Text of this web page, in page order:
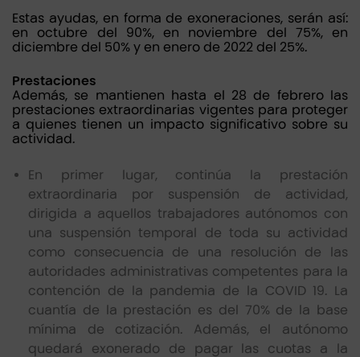
Estas ayudas, en forma de exoneraciones, serán así:
en octubre del 90%, en noviembre del 75%, en
diciembre del 50% y en enero de 2022 del 25%.
Prestaciones
Además, se mantienen hasta el 28 de febrero las
prestaciones extraordinarias vigentes para proteger
a quienes tienen un impacto significativo sobre su
actividad.
En primer lugar, continúa la prestación
extraordinaria por suspensión de actividad,
dirigida a aquellos trabajadores autónomos con
una suspensión temporal de toda su actividad
como consecuencia de una resolución de las
autoridades administrativas competentes para la
contención de la pandemia de la COVID 19. La
cuantía de la prestación es del 70% de la base
mínima de cotización. Además, el autónomo
quedará exonerado de pagar las cuotas a la